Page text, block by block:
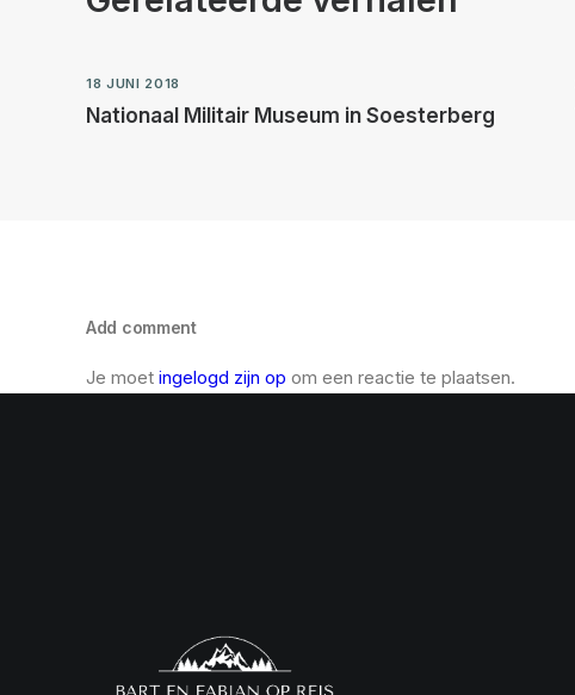
18 JUNI 2018
Nationaal Militair Museum in Soesterberg
Add comment
Je moet ingelogd zijn op om een reactie te plaatsen.